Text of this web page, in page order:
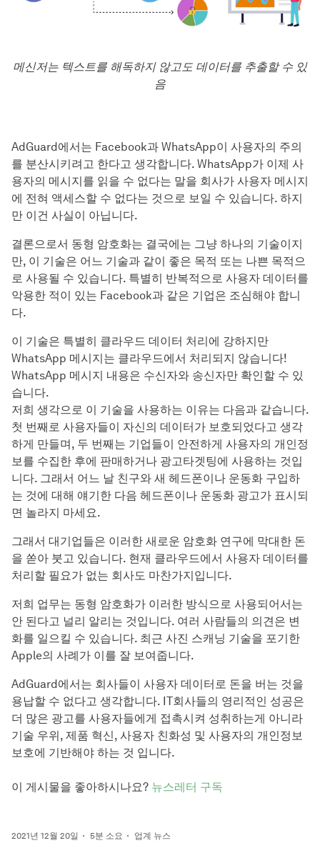
메신저는 텍스트를 해독하지 않고도 데이터를 추출할 수 있
음
AdGuard에서는 Facebook과 WhatsApp이 사용자의 주의
를 분산시키려고 한다고 생각합니다. WhatsApp가 이제 사
용자의 메시지를 읽을 수 없다는 말을 회사가 사용자 메시지
에 전혀 액세스할 수 없다는 것으로 보일 수 있습니다. 하지
만 이건 사실이 아닙니다.
결론으로서 동형 암호화는 결국에는 그냥 하나의 기술이지
만, 이 기술은 어느 기술과 같이 좋은 목적 또는 나쁜 목적으
로 사용될 수 있습니다. 특별히 반복적으로 사용자 데이터를
악용한 적이 있는 Facebook과 같은 기업은 조심해야 합니
다.
이 기술은 특별히 클라우드 데이터 처리에 강하지만
WhatsApp 메시지는 클라우드에서 처리되지 않습니다!
WhatsApp 메시지 내용은 수신자와 송신자만 확인할 수 있
습니다.
저희 생각으로 이 기술을 사용하는 이유는 다음과 같습니다.
첫 번째로 사용자들이 자신의 데이터가 보호되었다고 생각
하게 만들며, 두 번째는 기업들이 안전하게 사용자의 개인정
보를 수집한 후에 판매하거나 광고타겟팅에 사용하는 것입
니다. 그래서 어느 날 친구와 새 헤드폰이나 운동화 구입하
는 것에 대해 얘기한 다음 헤드폰이나 운동화 광고가 표시되
면 놀라지 마세요.
그래서 대기업들은 이러한 새로운 암호화 연구에 막대한 돈
을 쏟아 붓고 있습니다. 현재 클라우드에서 사용자 데이터를
처리할 필요가 없는 회사도 마찬가지입니다.
저희 업무는 동형 암호화가 이러한 방식으로 사용되어서는
안 된다고 널리 알리는 것입니다. 여러 사람들의 의견은 변
화를 일으킬 수 있습니다. 최근 사진 스캐닝 기술을 포기한
Apple의 사례가 이를 잘 보여줍니다.
AdGuard에서는 회사들이 사용자 데이터로 돈을 버는 것을
용납할 수 없다고 생각합니다. IT회사들의 영리적인 성공은
더 많은 광고를 사용자들에게 접촉시켜 성취하는게 아니라
기술 우위, 제품 혁신, 사용자 친화성 및 사용자의 개인정보
보호에 기반해야 하는 것 입니다.
이 게시물을 좋아하시나요? 뉴스레터 구독
2021년 12월 20일 5분 소요 업계 뉴스